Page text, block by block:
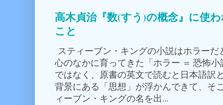
高木貞治『数(すう)の概念』に使
こと
スティーブン・キングの小説はホラー
心のなかに育ってきた「ホラー ＝ 恐怖
ではなく、原書の英文で読むと日本語訳
背景にある「思想」が浮かんできて、そ
ィーブン・キングの名を出...